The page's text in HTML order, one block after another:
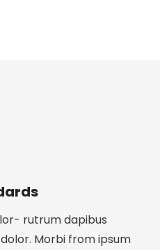
rutrum dapibus
Morbi from ipsum